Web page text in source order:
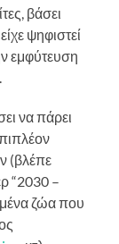
βάσει
ψηφιστεί
εμφύτευση
να πάρει
(βλέπε
“2030 –
ζώα που